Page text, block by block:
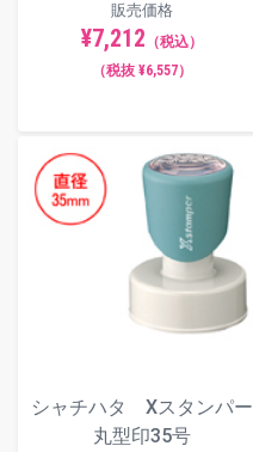
販売価格
¥7,212 （税込）
（税抜 ¥6,557）
シャチハタ Xスタンパー
丸型印35号